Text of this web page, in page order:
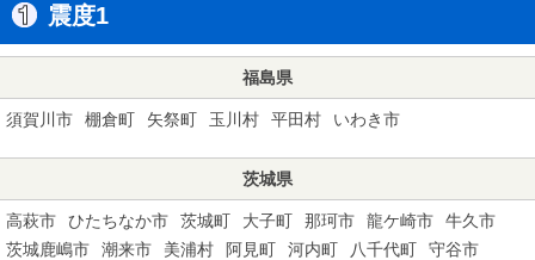
震度1
福島県
須賀川市 棚倉町 矢祭町 玉川村 平田村 いわき市
茨城県
高萩市 ひたちなか市 茨城町 大子町 那珂市 龍ケ崎市
牛久市
茨城鹿嶋市
潮来市 美浦村 阿見町 河内町 八千代町
守谷市